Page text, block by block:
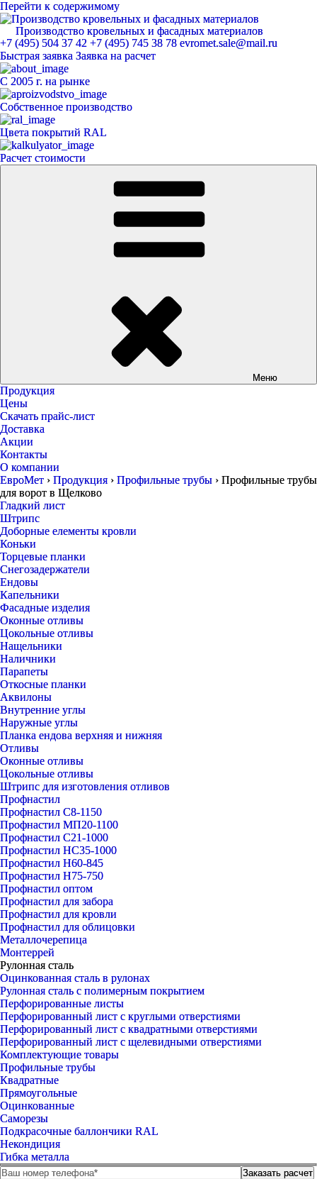
Перейти к содержимому
Производство кровельных и фасадных материалов
ЕвроМет
+7 (495) 504 37 42 +7 (495) 745 38 78 evromet.sale@mail.ru
Быстрая заявка Заявка на расчет
С 2005 г. на рынке
Собственное производство
Цвета покрытий RAL
Расчет стоимости
Меню
Продукция
Цены
Скачать прайс-лист
Доставка
Акции
Контакты
О компании
ЕвроМет › Продукция › Профильные трубы › Профильные трубы
для ворот в Щелково
Гладкий лист
Штрипс
Доборные елементы кровли
Коньки
Торцевые планки
Снегозадержатели
Ендовы
Капельники
Фасадные изделия
Оконные отливы
Цокольные отливы
Нащельники
Наличники
Парапеты
Откосные планки
Аквилоны
Внутренние углы
Наружные углы
Планка ендова верхняя и нижняя
Отливы
Оконные отливы
Цокольные отливы
Штрипс для изготовления отливов
Профнастил
Профнастил С8-1150
Профнастил МП20-1100
Профнастил С21-1000
Профнастил НС35-1000
Профнастил Н60-845
Профнастил Н75-750
Профнастил оптом
Профнастил для забора
Профнастил для кровли
Профнастил для облицовки
Металлочерепица
Монтеррей
Рулонная сталь
Оцинкованная сталь в рулонах
Рулонная сталь с полимерным покрытием
Перфорированные листы
Перфорированный лист с круглыми отверстиями
Перфорированный лист с квадратными отверстиями
Перфорированный лист с щелевидными отверстиями
Комплектующие товары
Профильные трубы
Квадратные
Прямоугольные
Оцинкованные
Саморезы
Подкрасочные баллончики RAL
Некондиция
Гибка металла